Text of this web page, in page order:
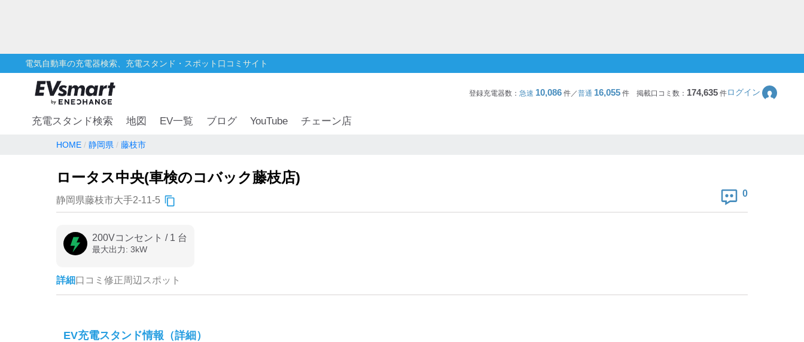
電気自動車の充電器検索、充電スタンド・スポット口コミサイト
登録充電器数： 急速 10,086 件／普通 16,055 件 掲載口コミ数： 174,635件ログイン
充電スタンド検索 地図 EV一覧 ブログ YouTube チェーン店
HOME 静岡県 藤枝市
ロータス中央(車検のコバック藤枝店)
静岡県藤枝市大手2-11-5
0
200Vコンセント / 1 台
最大出力: 3kW
詳細口コミ 修正周辺スポット
EV充電スタンド情報（詳細）